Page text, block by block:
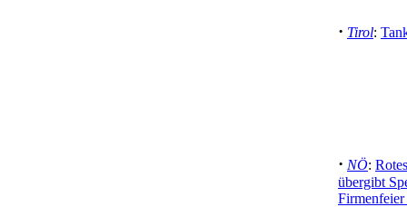
· Tirol:
· NÖ:
übergibt